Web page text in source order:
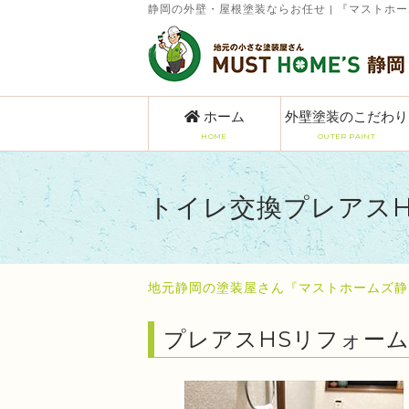
静岡の外壁・屋根塗装ならお任せ | 『マストホ
ホーム
HOME
外壁塗装のこだわり
OUTER PAINT
トイレ交換プレアス
地元静岡の塗装屋さん『マストホームズ
プレアスHSリフォー